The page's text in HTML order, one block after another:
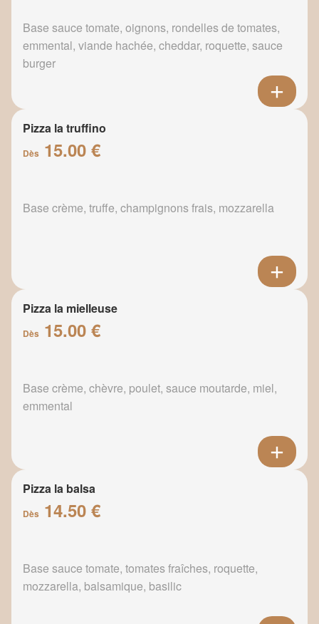
Base sauce tomate, oignons, rondelles de tomates,
emmental, viande hachée, cheddar, roquette, sauce
burger
Pizza la truffino
Dès 15.00 €
Base crème, truffe, champignons frais, mozzarella
Pizza la mielleuse
Dès 15.00 €
Base crème, chèvre, poulet, sauce moutarde, miel,
emmental
Pizza la balsa
Dès 14.50 €
Base sauce tomate, tomates fraîches, roquette,
mozzarella, balsamique, basilic